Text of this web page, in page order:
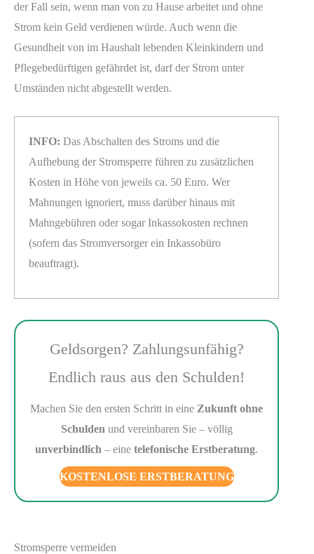
der Fall sein, wenn man von zu Hause arbeitet und ohne
Strom kein Geld verdienen würde. Auch wenn die
Gesundheit von im Haushalt lebenden Kleinkindern und
Pflegebedürftigen gefährdet ist, darf der Strom unter
Umständen nicht abgestellt werden.
INFO: Das Abschalten des Stroms und die
Aufhebung der Stromsperre führen zu zusätzlichen
Kosten in Höhe von jeweils ca. 50 Euro. Wer
Mahnungen ignoriert, muss darüber hinaus mit
Mahngebühren oder sogar Inkassokosten rechnen
(sofern das Stromversorger ein Inkassobüro
beauftragt).
Geldsorgen? Zahlungsunfähig?
Endlich raus aus den Schulden!
Machen Sie den ersten Schritt in eine Zukunft ohne
Schulden und vereinbaren Sie – völlig
unverbindlich – eine telefonische Erstberatung.
KOSTENLOSE ERSTBERATUNG
Stromsperre vermeiden